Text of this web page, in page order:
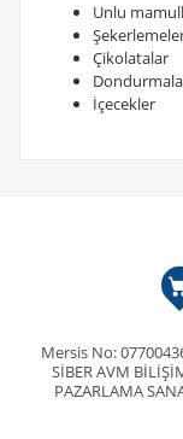
Unlu
Çikolatalar
İçecekler
Mersis No:
SİBER AVM
PAZARLAMA